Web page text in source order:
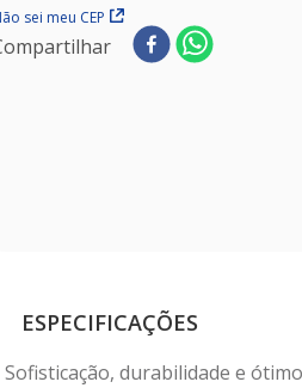
sei meu CEP
ESPECIFICAÇÕES
durabilidade e